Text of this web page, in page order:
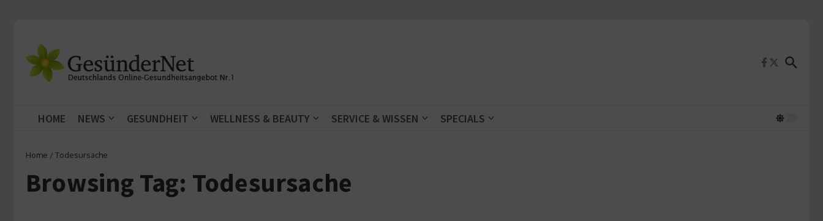
HOME NEWS GESUNDHEIT WELLNESS & BEAUTY SERVICE & WISSEN SPECIALS
Home / Todesursache
Browsing Tag: Todesursache